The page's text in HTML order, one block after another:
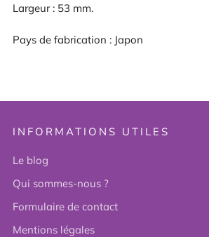
Largeur : 53 mm.
Pays de fabrication : Japon
INFORMATIONS UTILES
Le blog
Qui sommes-nous ?
Formulaire de contact
Mentions légales